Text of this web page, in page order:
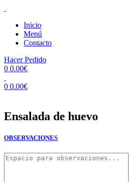
Inicio
Menú
Contacto
Hacer Pedido
0 0.00€
0 0.00€
Ensalada de huevo
OBSERVACIONES